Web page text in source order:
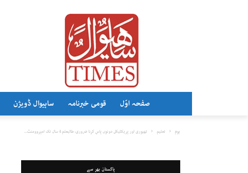
ساہیوال ڈویژن قومی خبرنامہ صفحہ اوّل
ہوم تعلیم تھیوری اور پریکٹیکل دونوں پاس کرنا ضروری، طالبعلم 4 سال تک امپروومنٹ...
پاکستان بھر سے